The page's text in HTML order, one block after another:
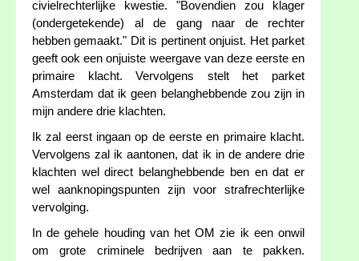
civielrechterlijke kwestie. "Bovendien zou klager
(ondergetekende) al de gang naar de rechter
hebben gemaakt." Dit is pertinent onjuist. Het parket
geeft ook een onjuiste weergave van deze eerste en
primaire klacht. Vervolgens stelt het parket
Amsterdam dat ik geen belanghebbende zou zijn in
mijn andere drie klachten.
Ik zal eerst ingaan op de eerste en primaire klacht.
Vervolgens zal ik aantonen, dat ik in de andere drie
klachten wel direct belanghebbende ben en dat er
wel aanknopingspunten zijn voor strafrechterlijke
vervolging.
In de gehele houding van het OM zie ik een onwil
om grote criminele bedrijven aan te pakken.